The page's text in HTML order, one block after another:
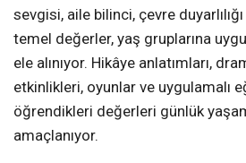
sevgisi, aile bilinci, çevre
temel değerler, yaş gruplarına
ele alınıyor. Hikâye anlatımları,
etkinlikleri, oyunlar ve uygulamalı
öğrendikleri değerleri günlük
amaçlanıyor.